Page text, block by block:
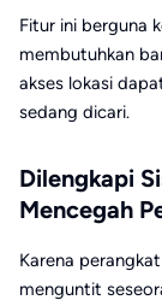
Fitur ini berguna
membutuhkan
akses lokasi
sedang dicari.
Dilengkapi
Mencegah
Karena
menguntit